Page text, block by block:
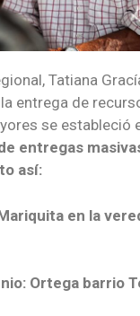
Tatiana
entrega de
se estableció
entregas
así:
en la
Ortega barrio